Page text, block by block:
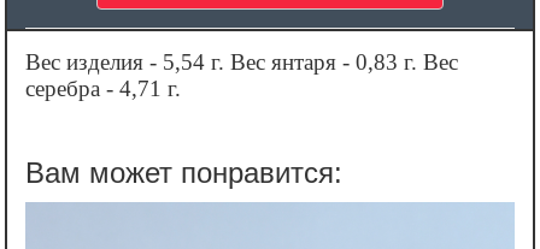
Вес изделия - 5,54 г. Вес янтаря - 0,83 г. Вес
серебра - 4,71 г.